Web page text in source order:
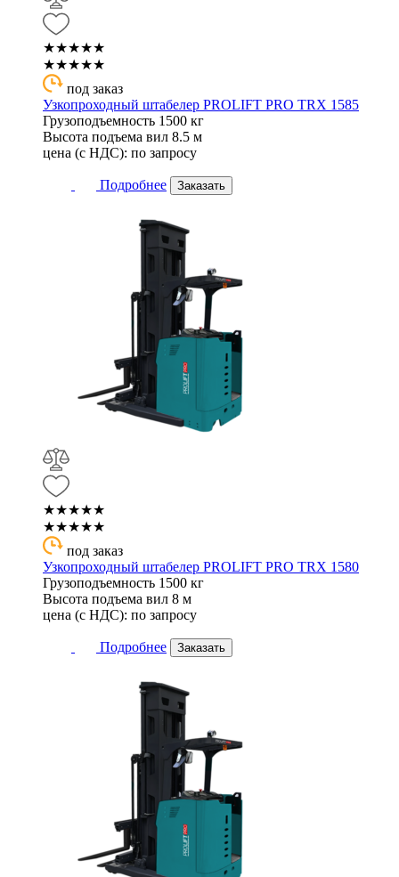
★★★★★
★★★★★
под заказ
Узкопроходный штабелер PROLIFT PRO TRX 1585
Грузоподъемность 1500 кг
Высота подъема вил 8.5 м
цена (с НДС): по запросу
Подробнее Заказать
★★★★★
★★★★★
под заказ
Узкопроходный штабелер PROLIFT PRO TRX 1580
Грузоподъемность 1500 кг
Высота подъема вил 8 м
цена (с НДС): по запросу
Подробнее Заказать